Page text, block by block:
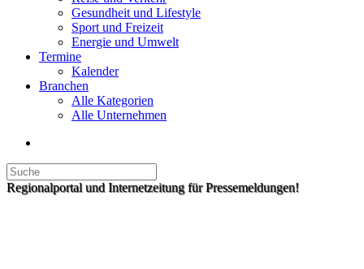
Gesundheit und Lifestyle
Sport und Freizeit
Energie und Umwelt
Termine
Kalender
Branchen
Alle Kategorien
Alle Unternehmen
Regionalportal und Internetzeitung für Pressemeldungen!